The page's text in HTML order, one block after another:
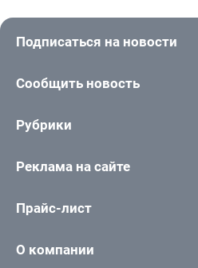
Подписаться на новости
Сообщить новость
Рубрики
Реклама на сайте
Прайс-лист
О компании